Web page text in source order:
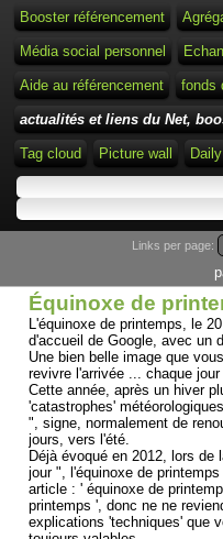
Booster référencement
Média social personnel
Aide au référencement fonds
actualités et liens du Net,
Tag cloud Picture wall Daily
Links per page:
Équinoxe de
L'équinoxe de printemps, le
d'accueil de Google, avec un
Une bien belle image que
revivre l'arrivée ... chaque jour
Cette année, après un hiver
'catastrophes'
", signe, normalement de
jours, vers l'été.
Déjà évoqué en 2012, lors de
jour ", l'équinoxe de
article : ' équinoxe de
printemps ', donc ne ne
explications 'techniques' que